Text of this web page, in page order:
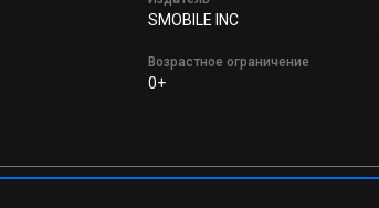
SMOBILE INC
Возрастное ограничение
0+